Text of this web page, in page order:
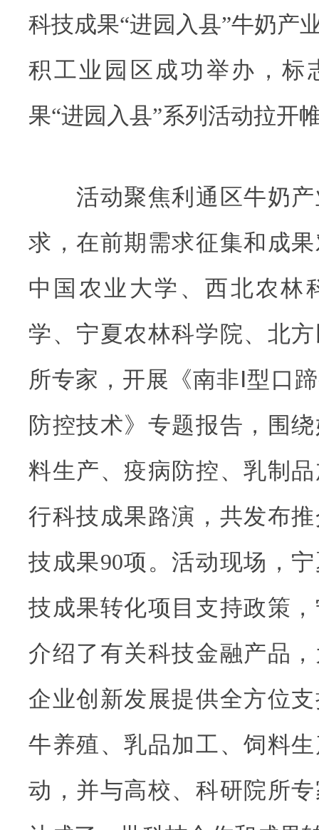
科技成果“进园入县”牛奶产
积工业园区成功举办，标
果“进园入县”系列活动拉开
活动聚焦利通区牛奶产
求，在前期需求征集和成
中国农业大学、西北农林
学、宁夏农林科学院、北
所专家，开展《南非Ⅰ型口
防控技术》专题报告，围
料生产、疫病防控、乳制
行科技成果路演，共发布
技成果90项。活动现场，
技成果转化项目支持政策
介绍了有关科技金融产品
企业创新发展提供全方位
牛养殖、乳品加工、饲料
动，并与高校、科研院所